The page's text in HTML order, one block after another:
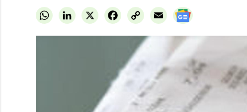
WhatsAppLinkedInX FacebookCopy
Link
Email